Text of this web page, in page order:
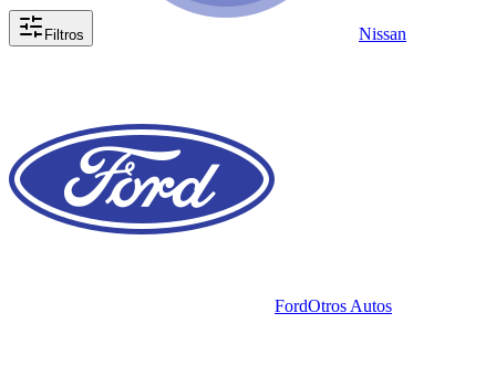
Filtros Nissan
FordOtros Autos